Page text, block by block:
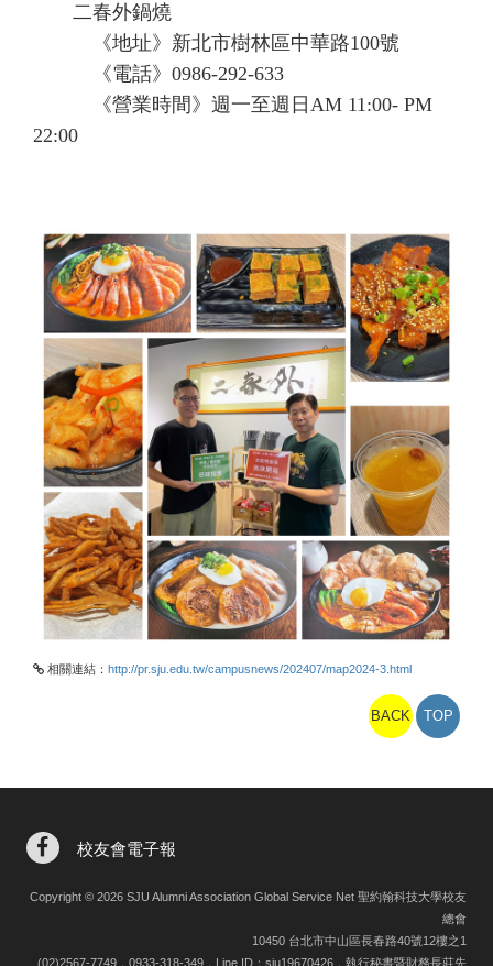
二春外鍋燒
《地址》新北市樹林區中華路100號
《電話》0986-292-633
《營業時間》週一至週日AM 11:00- PM
22:00
相關連結： http://pr.sju.edu.tw/campusnews/202407/map2024-3.html
BACK TOP
校友會電子報
Copyright © 2026 SJU Alumni Association Global Service Net 聖約翰科技大學校友
總會
10450 台北市中山區長春路40號12樓之1
(02)2567-7749，0933-318-349，Line ID：sju19670426，執行秘書暨財務長莊先